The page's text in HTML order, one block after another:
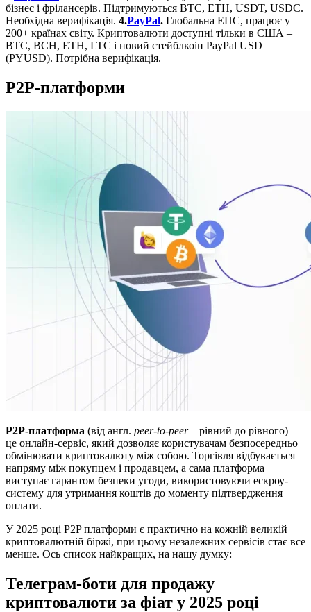
бізнес і фрілансерів. Підтримуються BTC, ETH, USDT, USDC.
Необхідна верифікація. 4.PayPal. Глобальна ЕПС, працює у
200+ країнах світу. Криптовалюти доступні тільки в США –
BTC, BCH, ETH, LTC і новий стейблкоін PayPal USD
(PYUSD). Потрібна верифікація.
P2P-платформи
P2P-платформа (від англ. peer-to-peer– рівний до рівного) –
це онлайн-сервіс, який дозволяє користувачам безпосередньо
обмінювати криптовалюту між собою. Торгівля відбувається
напряму між покупцем і продавцем, а сама платформа
виступає гарантом безпеки угоди, використовуючи ескроу-
систему для утримання коштів до моменту підтвердження
оплати.
У 2025 році P2P платформи є практично на кожній великій
криптовалютній біржі, при цьому незалежних сервісів стає все
менше. Ось список найкращих, на нашу думку:
Телеграм-боти для продажу
криптовалюти за фіат у 2025 році